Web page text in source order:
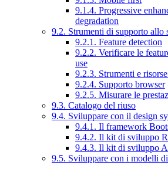
9.1.4. Progressive
degradation
9.2. Strumenti di supporto allo
9.2.1. Feature detection
9.2.2. Verificare le
use
9.2.3. Strumenti e
9.2.4. Supporto browser
9.2.5. Misurare le
9.3. Catalogo del riuso
9.4. Sviluppare con il design
9.4.1. Il framework
9.4.2. Il kit di sviluppo
9.4.3. Il kit di sviluppo
9.5. Sviluppare con i modelli